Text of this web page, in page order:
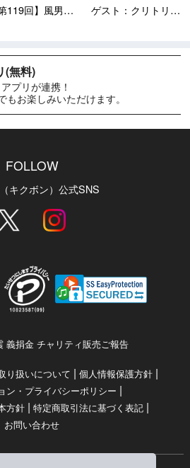
【第119回】風男塾のRoc... ゲスト：クリトリック・リス ...
(無料)
プリが連携！
もお楽しみいただけます。
FOLLOW
キクボン）公式SNS
義捐金 チャリティ販売ご報告
り扱いについて | 個人情報保護方針|
ン・プライバシーポリシー |
方針 | 特定商取引法に基づく表記 |
お問い合わせ